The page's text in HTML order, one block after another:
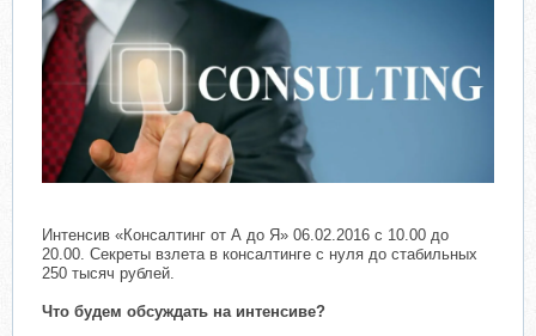
Интенсив «Консалтинг от А до Я» 06.02.2016 с 10.00 до
20.00. Секреты взлета в консалтинге с нуля до стабильных
250 тысяч рублей.
Что будем обсуждать на интенсиве?